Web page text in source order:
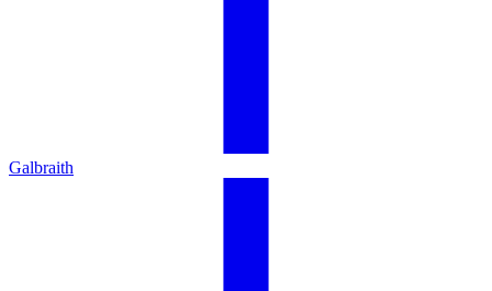
Galbraith